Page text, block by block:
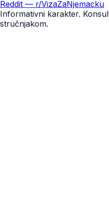
Reddit — r/VizaZaNjemacku
Informativni karakter.
stručnjakom.